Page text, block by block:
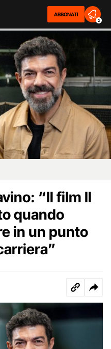
ABBONATI
2
“Il film Il
quando
in un punto